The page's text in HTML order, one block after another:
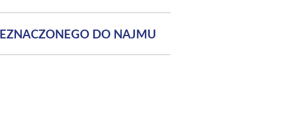
DO NAJMU